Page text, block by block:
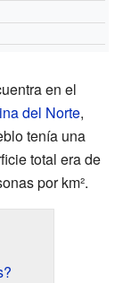
en el
del Norte,
tenía una
total era de
por km².